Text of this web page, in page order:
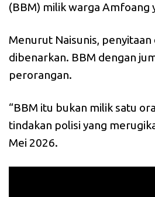
(BBM) milik warga Amfoang
Menurut Naisunis,
dibenarkan. BBM dengan
perorangan.
“BBM itu bukan milik satu
tindakan polisi yang
Mei 2026.